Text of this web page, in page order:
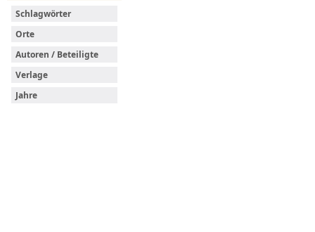
Schlagwörter
Orte
Autoren / Beteiligte
Verlage
Jahre